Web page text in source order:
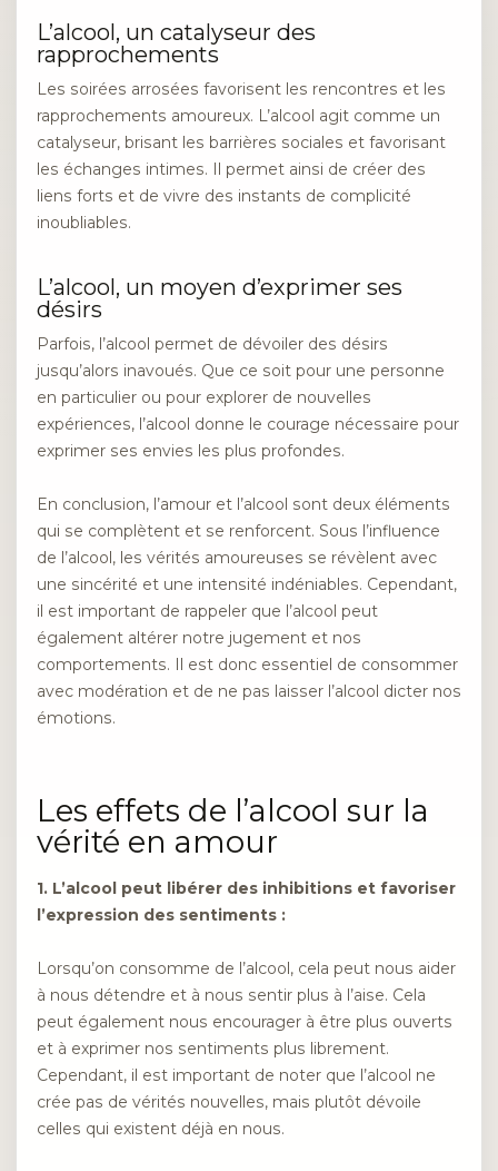
L’alcool, un catalyseur des
rapprochements
Les soirées arrosées favorisent les rencontres et les
rapprochements amoureux. L’alcool agit comme un
catalyseur, brisant les barrières sociales et favorisant
les échanges intimes. Il permet ainsi de créer des
liens forts et de vivre des instants de complicité
inoubliables.
L’alcool, un moyen d’exprimer ses
désirs
Parfois, l’alcool permet de dévoiler des désirs
jusqu’alors inavoués. Que ce soit pour une personne
en particulier ou pour explorer de nouvelles
expériences, l’alcool donne le courage nécessaire pour
exprimer ses envies les plus profondes.
En conclusion, l’amour et l’alcool sont deux éléments
qui se complètent et se renforcent. Sous l’influence
de l’alcool, les vérités amoureuses se révèlent avec
une sincérité et une intensité indéniables. Cependant,
il est important de rappeler que l’alcool peut
également altérer notre jugement et nos
comportements. Il est donc essentiel de consommer
avec modération et de ne pas laisser l’alcool dicter nos
émotions.
Les effets de l’alcool sur la
vérité en amour
1. L’alcool peut libérer des inhibitions et favoriser
l’expression des sentiments :
Lorsqu’on consomme de l’alcool, cela peut nous aider
à nous détendre et à nous sentir plus à l’aise. Cela
peut également nous encourager à être plus ouverts
et à exprimer nos sentiments plus librement.
Cependant, il est important de noter que l’alcool ne
crée pas de vérités nouvelles, mais plutôt dévoile
celles qui existent déjà en nous.